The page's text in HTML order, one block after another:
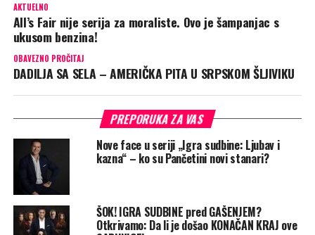
AKTUELNO
All’s Fair nije serija za moraliste. Ovo je šampanjac s
ukusom benzina!
OBAVEZNO PROČITAJ
DADILJA SA SELA – AMERIČKA PITA U SRPSKOM ŠLJIVIKU
PREPORUKA ZA VAS
Nove face u seriji „Igra sudbine: Ljubav i
kazna“ – ko su Pančetini novi stanari?
ŠOK! IGRA SUDBINE pred GAŠENJEM?
Otkrivamo: Da li je došao KONAČAN KRAJ ove